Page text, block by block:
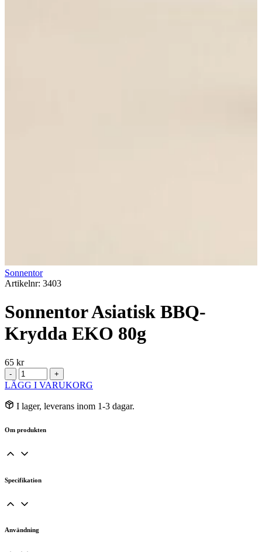
Sonnentor
Artikelnr: 3403
Sonnentor Asiatisk BBQ-
Krydda EKO 80g
65 kr
-
Sonnentor
Asiatisk
Krydda
EKO
mängd
+
LÄGG I VARUKORG
I lager, leverans inom 1-3 dagar.
Om produkten
Specifikation
Användning